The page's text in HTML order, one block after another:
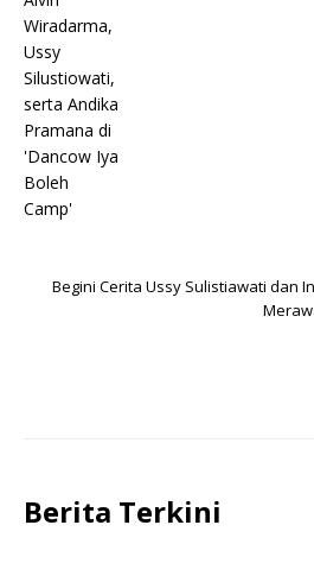
Begini Cerita Ussy Sulistiawati dan
Berita Terkini